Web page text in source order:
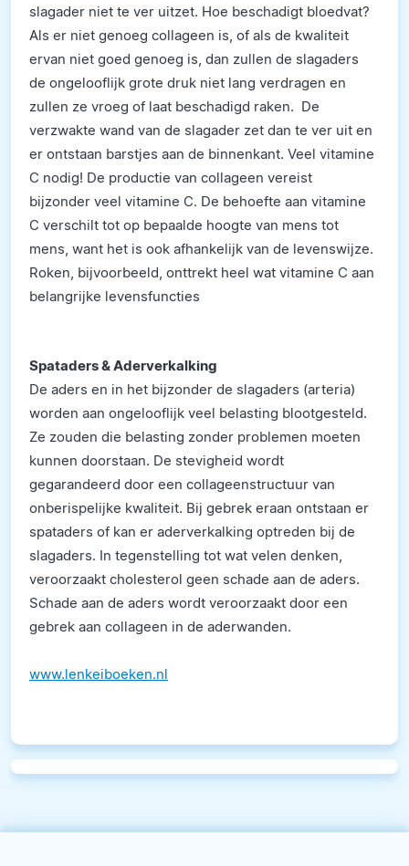
slagader niet te ver uitzet. Hoe beschadigt bloedvat?
Als er niet genoeg collageen is, of als de kwaliteit
ervan niet goed genoeg is, dan zullen de slagaders
de ongelooflijk grote druk niet lang verdragen en
zullen ze vroeg of laat beschadigd raken. De
verzwakte wand van de slagader zet dan te ver uit en
er ontstaan barstjes aan de binnenkant. Veel vitamine
C nodig! De productie van collageen vereist
bijzonder veel vitamine C. De behoefte aan vitamine
C verschilt tot op bepaalde hoogte van mens tot
mens, want het is ook afhankelijk van de levenswijze.
Roken, bijvoorbeeld, onttrekt heel wat vitamine C aan
belangrijke levensfuncties
Spataders & Aderverkalking
De aders en in het bijzonder de slagaders (arteria)
worden aan ongelooflijk veel belasting blootgesteld.
Ze zouden die belasting zonder problemen moeten
kunnen doorstaan. De stevigheid wordt
gegarandeerd door een collageenstructuur van
onberispelijke kwaliteit. Bij gebrek eraan ontstaan er
spataders of kan er aderverkalking optreden bij de
slagaders. In tegenstelling tot wat velen denken,
veroorzaakt cholesterol geen schade aan de aders.
Schade aan de aders wordt veroorzaakt door een
gebrek aan collageen in de aderwanden.
www.lenkeiboeken.nl